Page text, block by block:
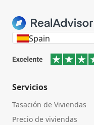
Spain
Servicios
Tasación de Viviendas
Precio de viviendas